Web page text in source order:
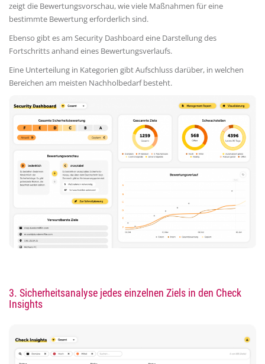
zeigt die Bewertungsvorschau, wie viele Maßnahmen für eine
bestimmte Bewertung erforderlich sind.
Ebenso gibt es am Security Dashboard eine Darstellung des
Fortschritts anhand eines Bewertungsverlaufs.
Eine Unterteilung in Kategorien gibt Aufschluss darüber, in welchen
Bereichen am meisten Nachholbedarf besteht.
3. Sicherheitsanalyse jedes einzelnen Ziels in den Check
Insights